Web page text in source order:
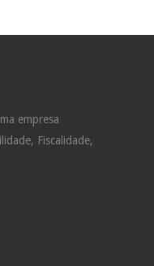
empresa
Fiscalidade,